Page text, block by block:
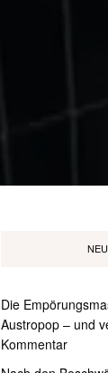
Die
Austropop – und
Kommentar